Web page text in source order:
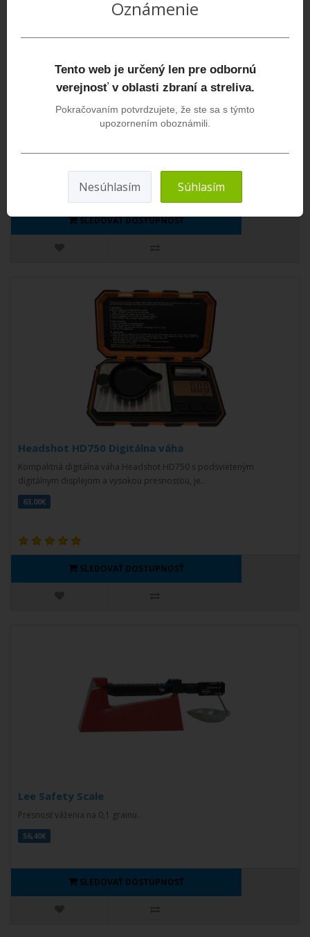
Frankford Arsenal Intellidropper 2.0
prachu, ktorá spája rýchlosť, p..
SLEDOVAŤ DOSTUPNOSŤ
Headshot HD750 Digitálna váha
Kompaktná digitálna váha Headshot HD750 s podsvieteným
digitálnym displejom a vysokou presnosťou, je..
63,00€
SLEDOVAŤ DOSTUPNOSŤ
Lee Safety Scale
Presnosť váženia na 0,1 grainu..
56,40€
SLEDOVAŤ DOSTUPNOSŤ
Oznámenie
Tento web je určený len pre odbornú
verejnosť v oblasti zbraní a streliva.
Pokračovaním potvrdzujete, že ste sa s týmto
upozornením oboznámili.
Nesúhlasím Súhlasím